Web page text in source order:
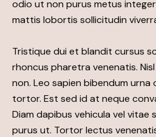
odio ut non purus metus
mattis lobortis sollicitudin
Tristique dui et blandit cursus
rhoncus pharetra venenatis.
non. Leo sapien bibendum urna
tortor. Est sed id at neque
Diam dapibus vehicula vel vitae
purus ut. Tortor lectus